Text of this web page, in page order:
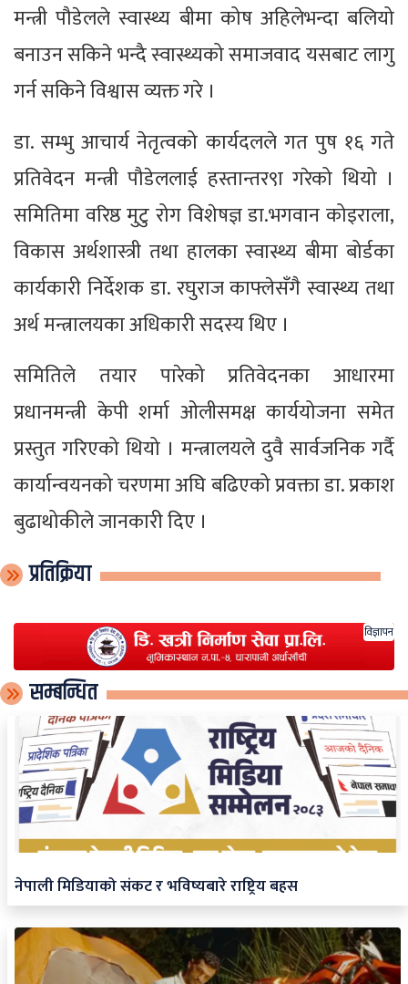
मन्त्री पौडेलले स्वास्थ्य बीमा कोष अहिलेभन्दा बलियो
बनाउन सकिने भन्दै स्वास्थ्यको समाजवाद यसबाट लागु
गर्न सकिने विश्वास व्यक्त गरे ।
डा. सम्भु आचार्य नेतृत्वको कार्यदलले गत पुष १६ गते
प्रतिवेदन मन्त्री पौडेललाई हस्तान्तर९ा गरेको थियो ।
समितिमा वरिष्ठ मुटु रोग विशेषज्ञ डा.भगवान कोइराला,
विकास अर्थशास्त्री तथा हालका स्वास्थ्य बीमा बोर्डका
कार्यकारी निर्देशक डा. रघुराज काफ्लेसँगै स्वास्थ्य तथा
अर्थ मन्त्रालयका अधिकारी सदस्य थिए ।
समितिले तयार पारेको प्रतिवेदनका आधारमा
प्रधानमन्त्री केपी शर्मा ओलीसमक्ष कार्ययोजना समेत
प्रस्तुत गरिएको थियो । मन्त्रालयले दुवै सार्वजनिक गर्दै
कार्यान्वयनको चरणमा अघि बढिएको प्रवक्ता डा. प्रकाश
बुढाथोकीले जानकारी दिए ।
प्रतिक्रिया
विज्ञापन
सम्बन्धित
नेपाली मिडियाको संकट र भविष्यबारे राष्ट्रिय बहस